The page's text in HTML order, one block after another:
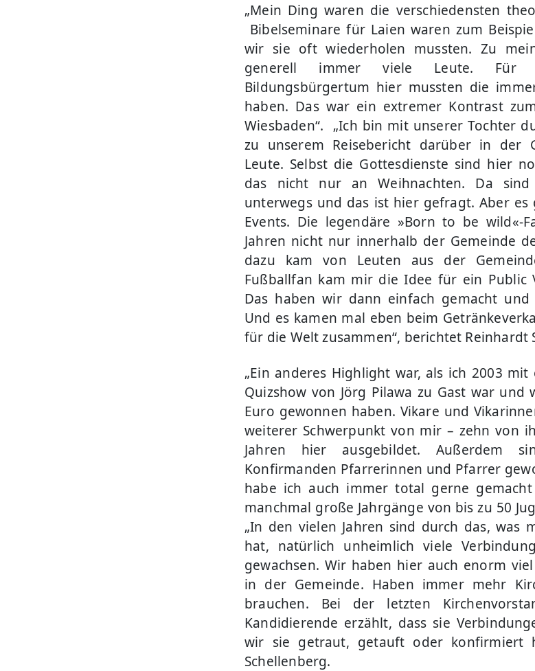
„Mein Ding waren die verschiedensten
Bibelseminare für Laien waren zum
wir sie oft wiederholen mussten. Zu
generell immer viele Leute. Für
Bildungsbürgertum hier mussten die
haben. Das war ein extremer Kontrast
Wiesbaden“. „Ich bin mit unserer Tochter
zu unserem Reisebericht darüber in der
Leute. Selbst die Gottesdienste sind hier
das nicht nur an Weihnachten. Da
unterwegs und das ist hier gefragt. Aber es
Events. Die legendäre »Born to be wild«-
Jahren nicht nur innerhalb der Gemeinde
dazu kam von Leuten aus der
Fußballfan kam mir die Idee für ein Public
Das haben wir dann einfach gemacht und
Und es kamen mal eben beim
für die Welt zusammen“, berichtet Reinhardt
„Ein anderes Highlight war, als ich 2003
Quizshow von Jörg Pilawa zu Gast war und
Euro gewonnen haben. Vikare und
weiterer Schwerpunkt von mir – zehn von
Jahren hier ausgebildet. Außerdem
Konfirmanden Pfarrerinnen und Pfarrer
habe ich auch immer total gerne
manchmal große Jahrgänge von bis zu 50
„In den vielen Jahren sind durch das, was
hat, natürlich unheimlich viele
gewachsen. Wir haben hier auch enorm
in der Gemeinde. Haben immer mehr
brauchen. Bei der letzten
Kandidierende erzählt, dass sie
wir sie getraut, getauft oder konfirmiert
Schellenberg.